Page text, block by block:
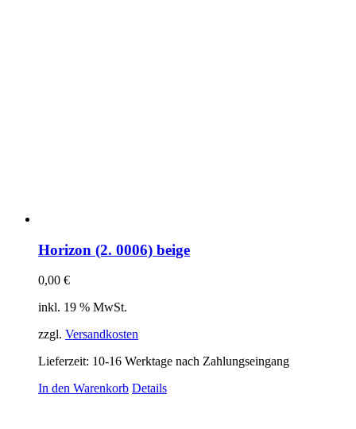
Horizon (2. 0006) beige
0,00 €
inkl. 19 % MwSt.
zzgl. Versandkosten
Lieferzeit: 10-16 Werktage nach Zahlungseingang
In den Warenkorb Details